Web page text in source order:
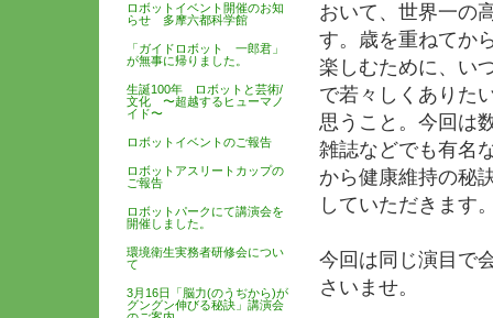
ロボットイベント開催のお知
らせ 多摩六都科学館
「ガイドロボット 一郎君」
が無事に帰りました。
生誕100年 ロボットと芸術/
文化 〜超越するヒューマノ
イド〜
ロボットイベントのご報告
ロボットアスリートカップの
ご報告
ロボットパークにて講演会を
開催しました。
環境衛生実務者研修会につい
て
3月16日「脳力(のうぢから)が
グングン伸びる秘訣」講演会
おいて、世界一の
す。歳を重ねてか
楽しむために、い
で若々しくありた
思うこと。今回は
雑誌などでも有名
から健康維持の秘
していただきます
今回は同じ演目で
さいませ。